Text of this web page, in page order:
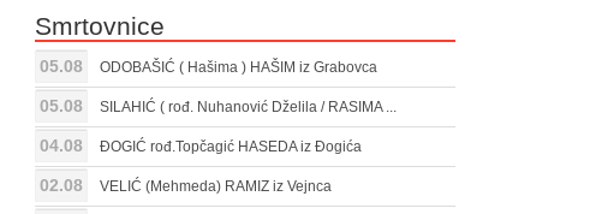
Smrtovnice
05.08 ODOBAŠIĆ ( Hašima ) HAŠIM iz Grabovca
05.08 SILAHIĆ ( rođ. Nuhanović Dželila / RASIMA ...
04.08 ĐOGIĆ rođ.Topčagić HASEDA iz Đogića
02.08 VELIĆ (Mehmeda) RAMIZ iz Vejnca